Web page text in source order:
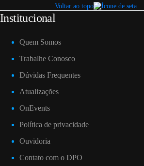
Voltar ao topo
Institucional
Quem Somos
Trabalhe Conosco
Dúvidas Frequentes
Atualizações
OnEvents
Política de privacidade
Ouvidoria
Contato com o DPO